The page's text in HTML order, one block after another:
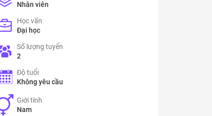
Nhân viên
Học vấn
Đại học
Số lượng tuyển
2
Độ tuổi
Không yêu cầu
Giới tính
Nam